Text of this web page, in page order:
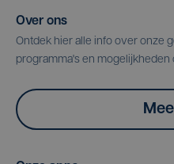
Over ons
Ontdek hier alle info over onze
programma's en mogelijkheden